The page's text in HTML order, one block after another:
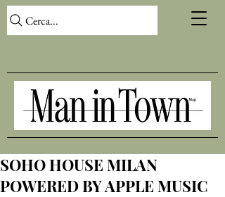
Cerca...
SOHO HOUSE MILAN
POWERED BY APPLE MUSIC